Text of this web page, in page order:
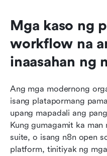
Mga kaso ng
workflow na
inaasahan ng
Ang mga modernong
isang platapormang
upang mapadali ang
Kung gumagamit ka
suite, o isang n8n open
platform, tinitiyak ng